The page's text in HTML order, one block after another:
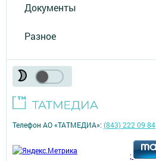
Документы
Разное
Телефон АО «ТАТМЕДИА»:(843) 222 09 84
;